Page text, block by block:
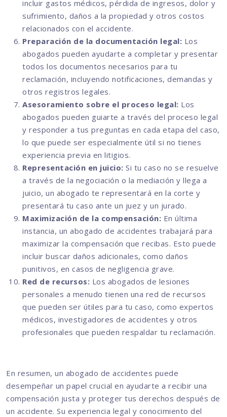
incluir gastos médicos, pérdida de ingresos, dolor y
sufrimiento, daños a la propiedad y otros costos
relacionados con el accidente.
Preparación de la documentación legal: Los
abogados pueden ayudarte a completar y presentar
todos los documentos necesarios para tu
reclamación, incluyendo notificaciones, demandas y
otros registros legales.
Asesoramiento sobre el proceso legal: Los
abogados pueden guiarte a través del proceso legal
y responder a tus preguntas en cada etapa del caso,
lo que puede ser especialmente útil si no tienes
experiencia previa en litigios.
Representación en juicio: Si tu caso no se resuelve
a través de la negociación o la mediación y llega a
juicio, un abogado te representará en la corte y
presentará tu caso ante un juez y un jurado.
Maximización de la compensación: En última
instancia, un abogado de accidentes trabajará para
maximizar la compensación que recibas. Esto puede
incluir buscar daños adicionales, como daños
punitivos, en casos de negligencia grave.
Red de recursos: Los abogados de lesiones
personales a menudo tienen una red de recursos
que pueden ser útiles para tu caso, como expertos
médicos, investigadores de accidentes y otros
profesionales que pueden respaldar tu reclamación.
En resumen, un abogado de accidentes puede
desempeñar un papel crucial en ayudarte a recibir una
compensación justa y proteger tus derechos después de
un accidente. Su experiencia legal y conocimiento del